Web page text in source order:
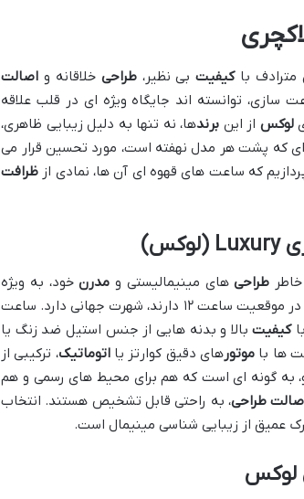
مترادف باکیفیتبی نظیر،طراحی خلاقانه و اصالت
توانسته اند جایگاه ویژه ای در قلب علاقه
لوکس از این برندها، نه تنها به دلیل زیبایی ظاهری،
که پشت هر مدل نهفته است، مورد تحسین قرار می
که ساعت های قهوه ای آن ها، نمادی از ظرافت
طراحیهای مینیمالیستی و مدرنخود، به ویژه
صفحه ساعت های موزه (Museum Dial) که تنها یک نقطه طلایی در موقعیت ساعت ۱۲ دارند، شهرت جهانی دارد. ساعت
کیفیتبالا و بدنه هایی از جنس استیل ضد زنگ یا
ها باموتورهای دقیق کوارتز یااتوماتیک، ترکیبی از
به گونه ای است که هم برای محیط های رسمی و هم
طراحی، به راحتی قابل تشخیص هستند. انتخاب
عمیق از زیبایی شناسی مینیمال است.
لوکس